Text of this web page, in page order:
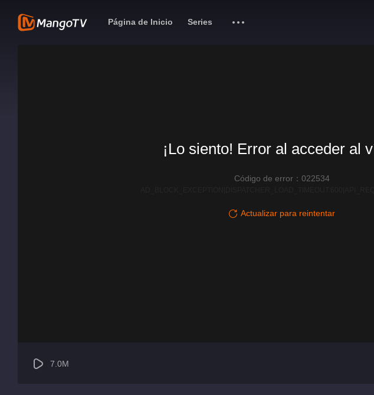
Página de Inicio Series
¡Lo siento! Error al acceder al
Código de error：022534
Actualizar para reintentar
7.0M